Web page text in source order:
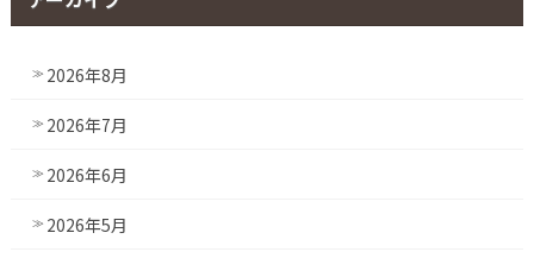
2026年8月
2026年7月
2026年6月
2026年5月